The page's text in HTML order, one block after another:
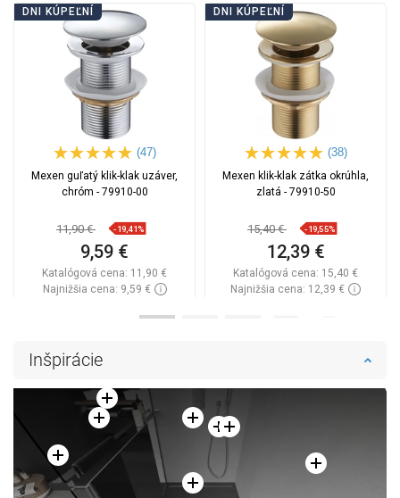
DNI KÚPEĽNÍ
(47)
Mexen guľatý klik-klak uzáver,
chróm - 79910-00
11,90 € -19,41%
9,59 €
Katalógová cena: 11,90 €
Najnižšia cena: 9,59 €
DNI KÚPEĽNÍ
(38)
Mexen klik-klak zátka okrúhla,
zlatá - 79910-50
15,40 € -19,55%
12,39 €
Katalógová cena: 15,40 €
Najnižšia cena: 12,39 €
Inšpirácie